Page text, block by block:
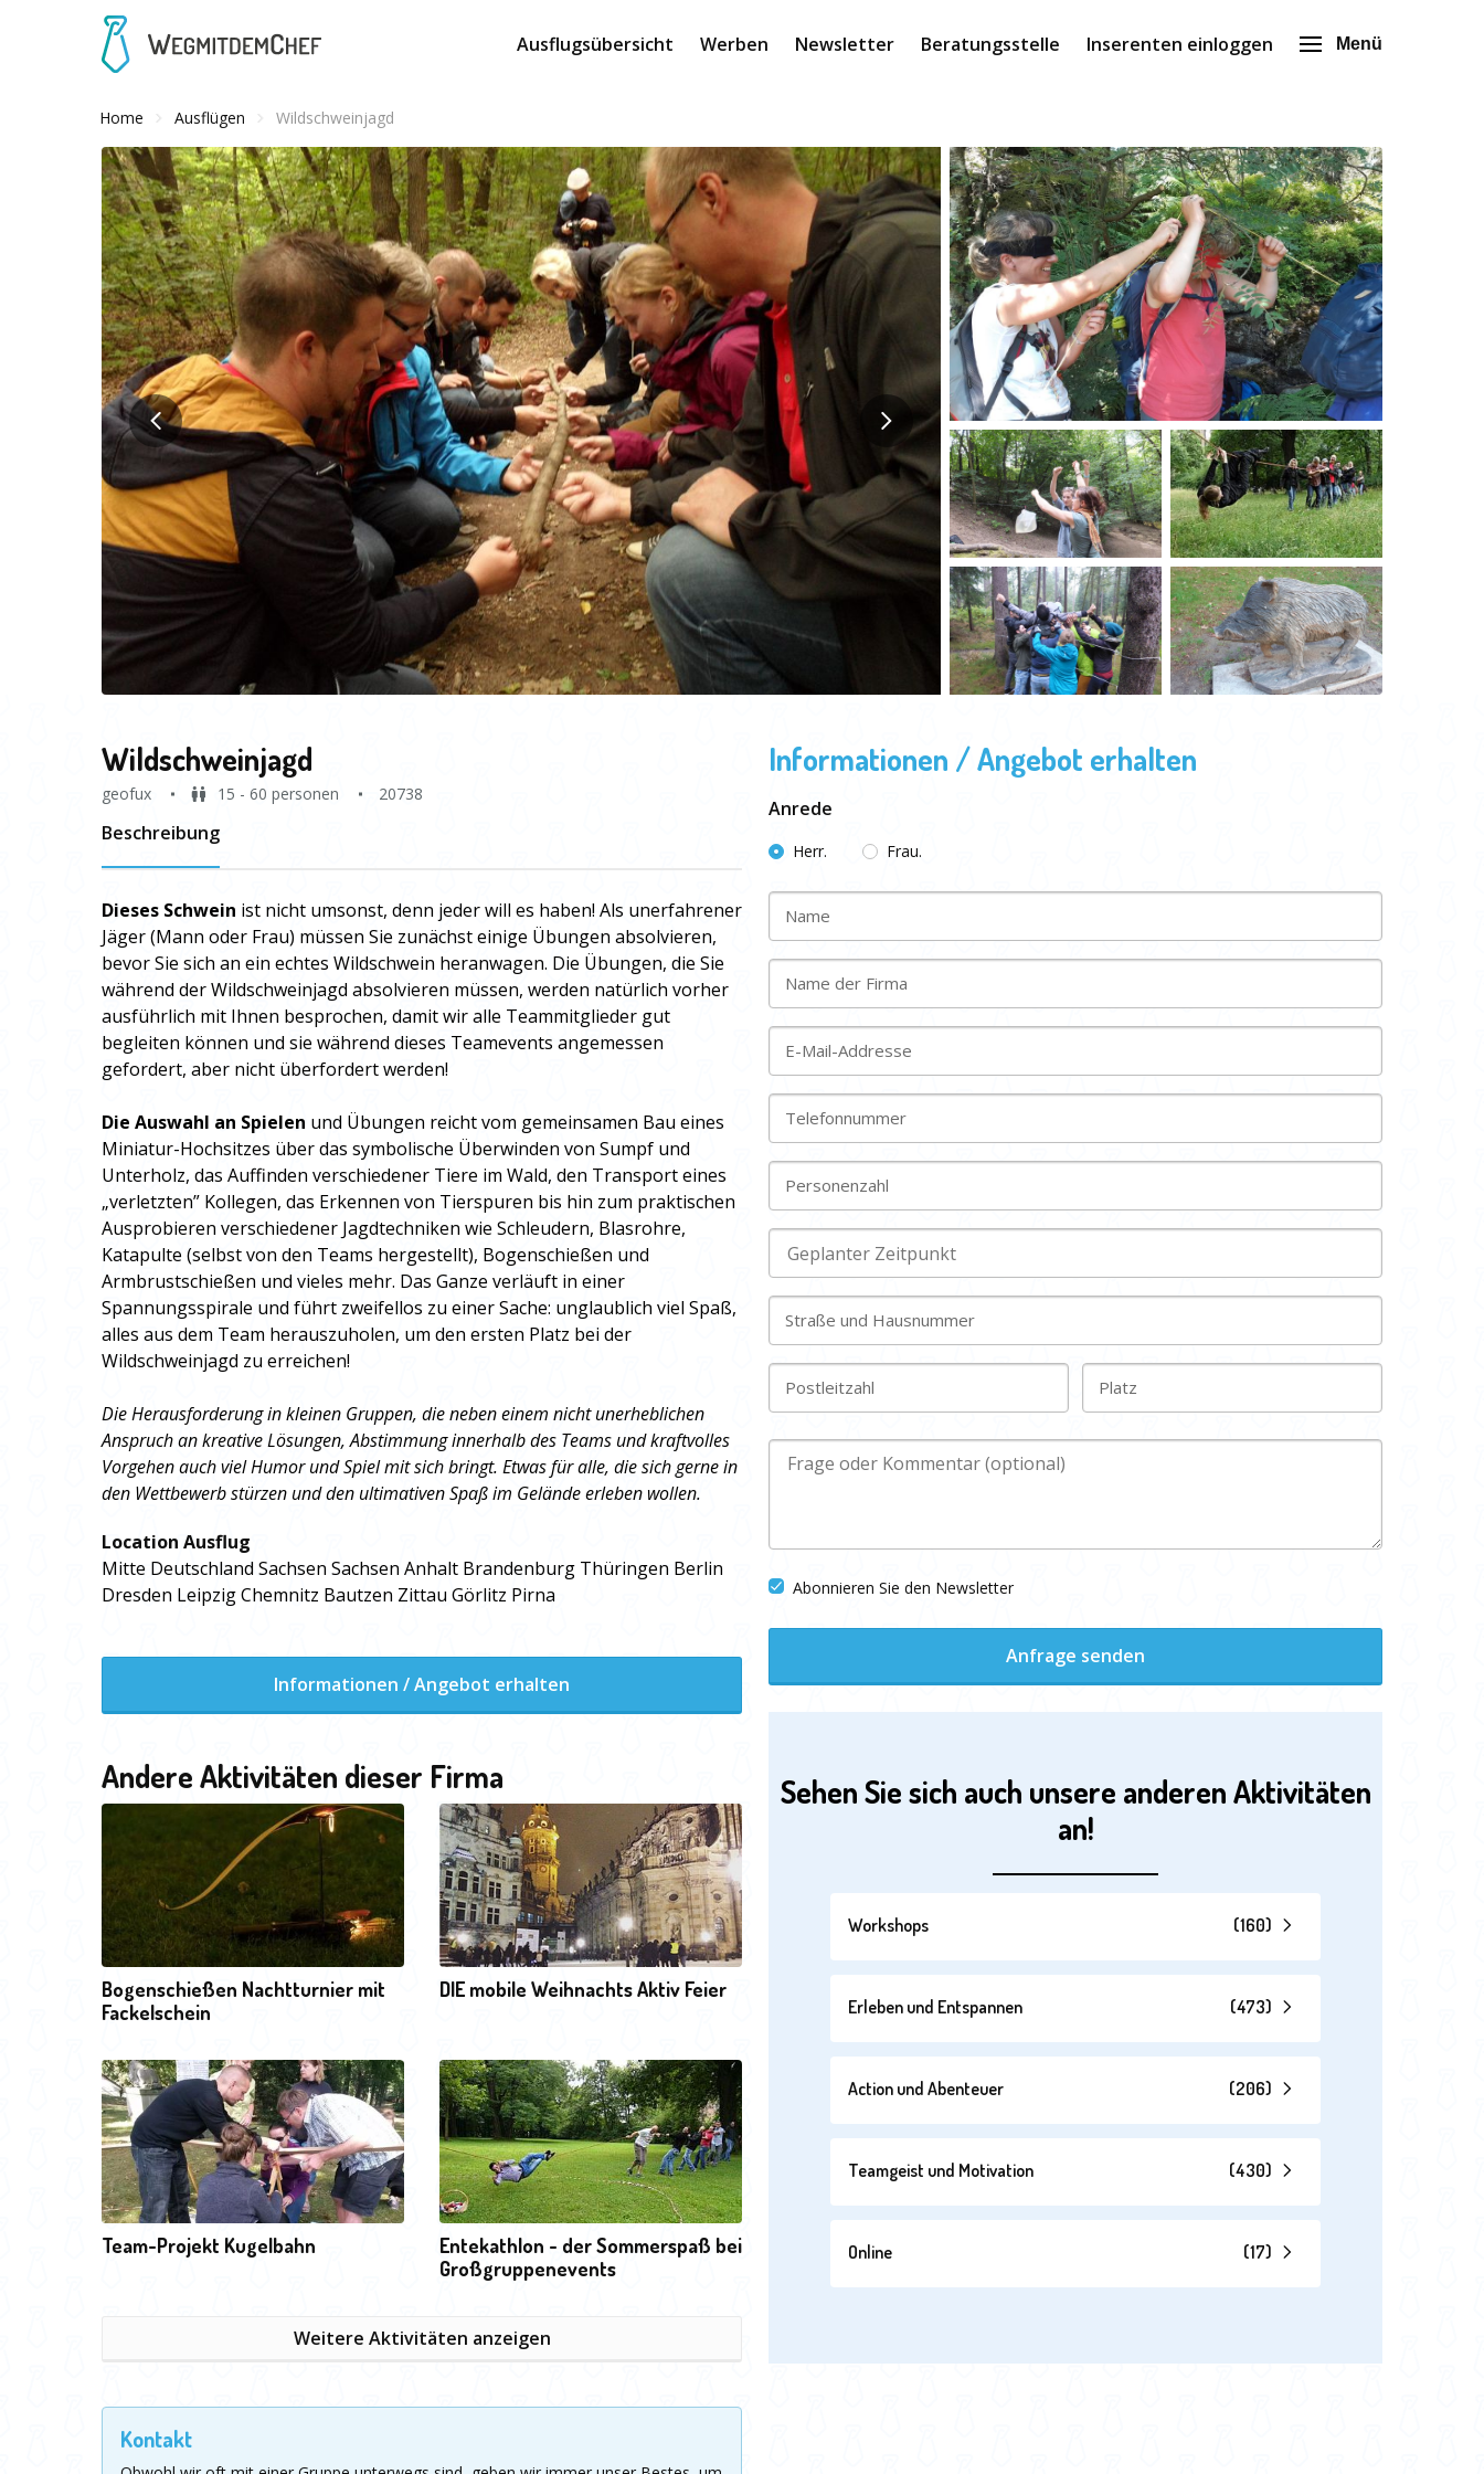
Ausflugsübersicht Werben Newsletter Beratungsstelle Inserenten einloggen Menü
Home Ausflügen Wildschweinjagd
Wildschweinjagd
geofux 15 - 60 personen 20738
Beschreibung
Dieses Schwein ist nicht umsonst, denn jeder will es haben! Als unerfahrener
Jäger (Mann oder Frau) müssen Sie zunächst einige Übungen absolvieren,
bevor Sie sich an ein echtes Wildschwein heranwagen. Die Übungen, die Sie
während der Wildschweinjagd absolvieren müssen, werden natürlich vorher
ausführlich mit Ihnen besprochen, damit wir alle Teammitglieder gut
begleiten können und sie während dieses Teamevents angemessen
gefordert, aber nicht überfordert werden!
Die Auswahl an Spielen und Übungen reicht vom gemeinsamen Bau eines
Miniatur-Hochsitzes über das symbolische Überwinden von Sumpf und
Unterholz, das Auffinden verschiedener Tiere im Wald, den Transport eines
„verletzten” Kollegen, das Erkennen von Tierspuren bis hin zum praktischen
Ausprobieren verschiedener Jagdtechniken wie Schleudern, Blasrohre,
Katapulte (selbst von den Teams hergestellt), Bogenschießen und
Armbrustschießen und vieles mehr. Das Ganze verläuft in einer
Spannungsspirale und führt zweifellos zu einer Sache: unglaublich viel Spaß,
alles aus dem Team herauszuholen, um den ersten Platz bei der
Wildschweinjagd zu erreichen!
Die Herausforderung in kleinen Gruppen, die neben einem nicht unerheblichen
Anspruch an kreative Lösungen, Abstimmung innerhalb des Teams und kraftvolles
Vorgehen auch viel Humor und Spiel mit sich bringt. Etwas für alle, die sich gerne in
den Wettbewerb stürzen und den ultimativen Spaß im Gelände erleben wollen.
Location Ausflug
Mitte Deutschland Sachsen Sachsen Anhalt Brandenburg Thüringen Berlin
Dresden Leipzig Chemnitz Bautzen Zittau Görlitz Pirna
Informationen / Angebot erhalten
Andere Aktivitäten dieser Firma
Bogenschießen Nachtturnier mit
Fackelschein
DIE mobile Weihnachts Aktiv Feier
Team-Projekt Kugelbahn
Entekathlon - der Sommerspaß bei
Großgruppenevents
Weitere Aktivitäten anzeigen
Kontakt
Informationen / Angebot erhalten
Anrede
Herr. Frau.
Name
Name der Firma
E-Mail-Addresse
Telefonnummer
Personenzahl
Straße und Hausnummer
Postleitzahl Platz
Abonnieren Sie den Newsletter
Anfrage senden
Sehen Sie sich auch unsere anderen Aktivitäten
an!
Workshops (160)
Erleben und Entspannen (473)
Action und Abenteuer (206)
Teamgeist und Motivation (430)
Online (17)